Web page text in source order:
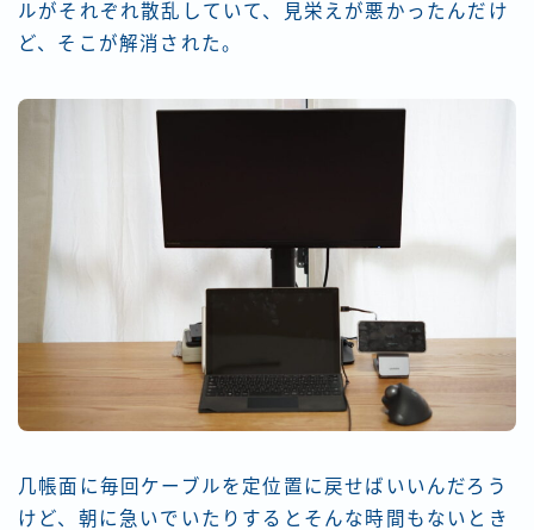
ルがそれぞれ散乱していて、見栄えが悪かったんだけ
ど、そこが解消された。
几帳面に毎回ケーブルを定位置に戻せばいいんだろう
けど、朝に急いでいたりするとそんな時間もないとき